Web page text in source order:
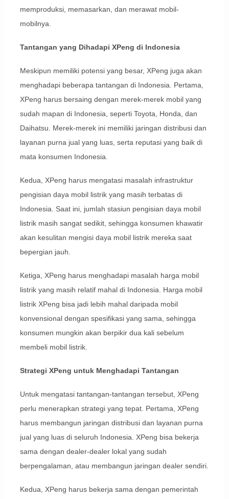
memproduksi, memasarkan, dan merawat mobil-
mobilnya.
Tantangan yang Dihadapi XPeng di Indonesia
Meskipun memiliki potensi yang besar, XPeng juga akan
menghadapi beberapa tantangan di Indonesia. Pertama,
XPeng harus bersaing dengan merek-merek mobil yang
sudah mapan di Indonesia, seperti Toyota, Honda, dan
Daihatsu. Merek-merek ini memiliki jaringan distribusi dan
layanan purna jual yang luas, serta reputasi yang baik di
mata konsumen Indonesia.
Kedua, XPeng harus mengatasi masalah infrastruktur
pengisian daya mobil listrik yang masih terbatas di
Indonesia. Saat ini, jumlah stasiun pengisian daya mobil
listrik masih sangat sedikit, sehingga konsumen khawatir
akan kesulitan mengisi daya mobil listrik mereka saat
bepergian jauh.
Ketiga, XPeng harus menghadapi masalah harga mobil
listrik yang masih relatif mahal di Indonesia. Harga mobil
listrik XPeng bisa jadi lebih mahal daripada mobil
konvensional dengan spesifikasi yang sama, sehingga
konsumen mungkin akan berpikir dua kali sebelum
membeli mobil listrik.
Strategi XPeng untuk Menghadapi Tantangan
Untuk mengatasi tantangan-tantangan tersebut, XPeng
perlu menerapkan strategi yang tepat. Pertama, XPeng
harus membangun jaringan distribusi dan layanan purna
jual yang luas di seluruh Indonesia. XPeng bisa bekerja
sama dengan dealer-dealer lokal yang sudah
berpengalaman, atau membangun jaringan dealer sendiri.
Kedua, XPeng harus bekerja sama dengan pemerintah